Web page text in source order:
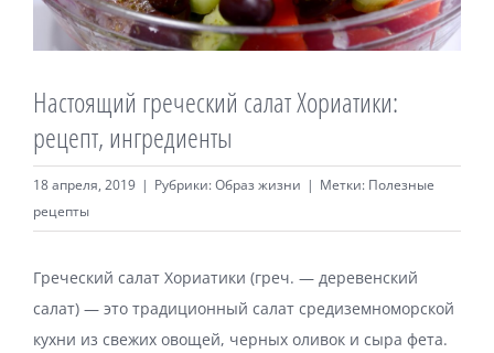
Велнес продукты
Магазин
Настоящий греческий салат Хориатики:
рецепт, ингредиенты
18 апреля, 2019 | Рубрики:Образ жизни | Метки: Полезные
рецепты
Греческий салат Хориатики (греч. — деревенский
салат) — это традиционный салат средиземноморской
кухни из свежих овощей, черных оливок и сыра фета.